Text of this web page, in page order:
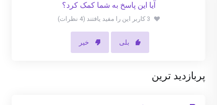
آیا این پاسخ به شما کمک کرد؟
3 کاربر این را مفید یافتند (4 نظرات)
بلی خیر
پربازدید ترین